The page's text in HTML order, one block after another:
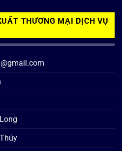
THƯƠNG MẠI DỊCH VỤ